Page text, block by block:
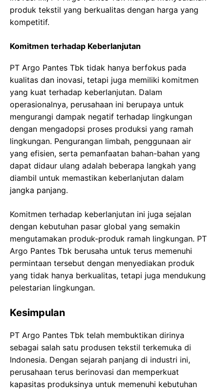
produk tekstil yang berkualitas dengan harga yang
kompetitif.
Komitmen terhadap Keberlanjutan
PT Argo Pantes Tbk tidak hanya berfokus pada
kualitas dan inovasi, tetapi juga memiliki komitmen
yang kuat terhadap keberlanjutan. Dalam
operasionalnya, perusahaan ini berupaya untuk
mengurangi dampak negatif terhadap lingkungan
dengan mengadopsi proses produksi yang ramah
lingkungan. Pengurangan limbah, penggunaan air
yang efisien, serta pemanfaatan bahan-bahan yang
dapat didaur ulang adalah beberapa langkah yang
diambil untuk memastikan keberlanjutan dalam
jangka panjang.
Komitmen terhadap keberlanjutan ini juga sejalan
dengan kebutuhan pasar global yang semakin
mengutamakan produk-produk ramah lingkungan. PT
Argo Pantes Tbk berusaha untuk terus memenuhi
permintaan tersebut dengan menyediakan produk
yang tidak hanya berkualitas, tetapi juga mendukung
pelestarian lingkungan.
Kesimpulan
PT Argo Pantes Tbk telah membuktikan dirinya
sebagai salah satu produsen tekstil terkemuka di
Indonesia. Dengan sejarah panjang di industri ini,
perusahaan terus berinovasi dan memperkuat
kapasitas produksinya untuk memenuhi kebutuhan